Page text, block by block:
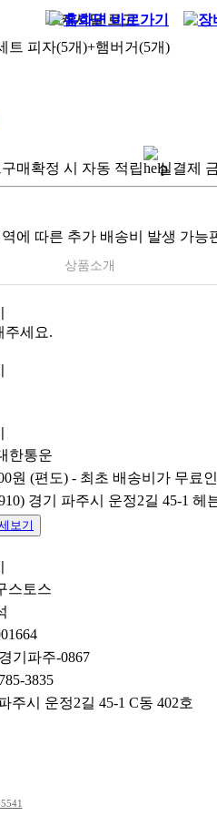
트 피자(5개)+햄버거(5개)
구매확정 시 자동 적립 실결제
에 따른 추가 배송비 발생 가능
상품소개
에관한법률에 따른 표시사항
(수입품의 경우 생산자,수입자 및
한 또는 품질유지기한
의 용량(중량),수량
(농수산물의 원산지 표시에 관한
주세요.
한통운
원 (편도) - 최초 배송비가 무료
경기 파주시 운정2길 45-1 헤
보기
스토스
기파주-0867
3835
주시 운정2길 45-1 C동 402호